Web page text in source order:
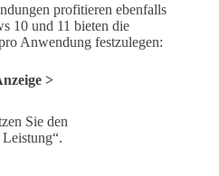
profitieren ebenfalls
10 und 11 bieten die
Anwendung festzulegen:
>
Sie den